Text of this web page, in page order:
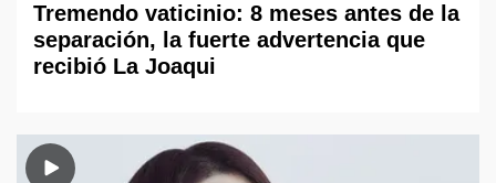
Tremendo vaticinio: 8 meses antes de la
separación, la fuerte advertencia que
recibió La Joaqui